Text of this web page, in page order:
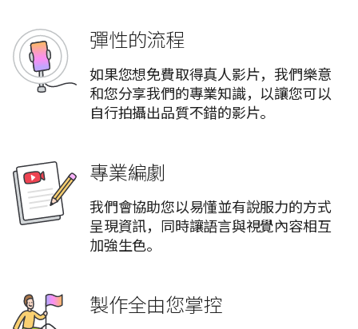
彈性的流程
如果您想免費取得真人影片，我們樂意
和您分享我們的專業知識，以讓您可以
自行拍攝出品質不錯的影片。
專業編劇
我們會協助您以易懂並有說服力的方式
呈現資訊，同時讓語言與視覺內容相互
加強生色。
製作全由您掌控